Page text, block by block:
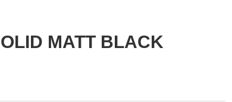
MATT BLACK